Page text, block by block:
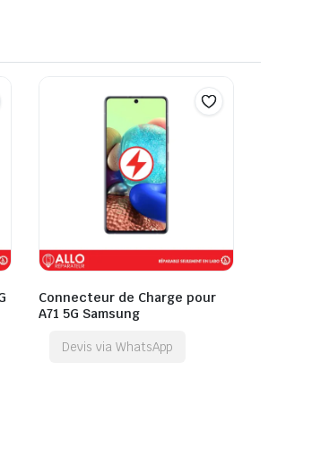
Connecteur de Charge pour
A71 5G Samsung
Devis via WhatsApp